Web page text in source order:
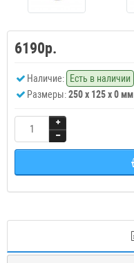
6190р.
Наличие: Есть в наличии
Размеры:250 x 125 x 0 мм